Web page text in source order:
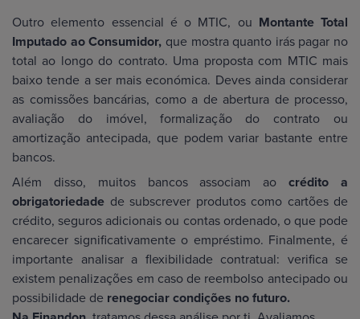
Outro elemento essencial é o MTIC, ou Montante Total
Imputado ao Consumidor, que mostra quanto irás pagar no
total ao longo do contrato. Uma proposta com MTIC mais
baixo tende a ser mais económica. Deves ainda considerar
as comissões bancárias, como a de abertura de processo,
avaliação do imóvel, formalização do contrato ou
amortização antecipada, que podem variar bastante entre
bancos.
Além disso, muitos bancos associam ao crédito a
obrigatoriedade de subscrever produtos como cartões de
crédito, seguros adicionais ou contas ordenado, o que pode
encarecer significativamente o empréstimo. Finalmente, é
importante analisar a flexibilidade contratual: verifica se
existem penalizações em caso de reembolso antecipado ou
possibilidade de renegociar condições no futuro.